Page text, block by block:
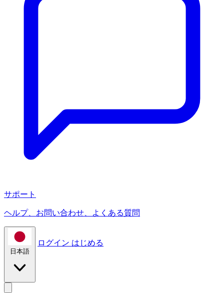
サポート
ヘルプ、お問い合わせ、よくある質問
日本語
ログイン はじめる